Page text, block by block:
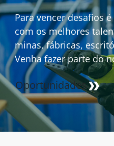
Para vencer desafios
com os melhores
minas, fábricas,
Venha fazer parte do
Oportunidades